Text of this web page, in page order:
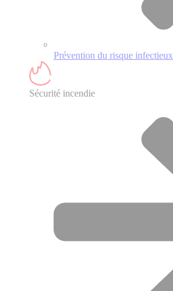
Prévention du risque infectieux
Sécurité incendie